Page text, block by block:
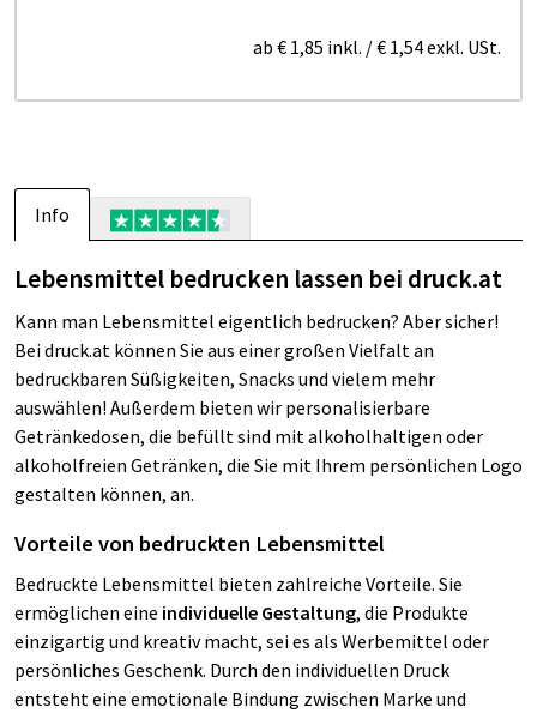
ab € 1,85 inkl. /€ 1,54exkl. USt.
Info
Lebensmittel bedrucken lassen bei druck.at
Kann man Lebensmittel eigentlich bedrucken? Aber sicher!
Bei druck.at können Sie aus einer großen Vielfalt an
bedruckbaren Süßigkeiten, Snacks und vielem mehr
auswählen! Außerdem bieten wir personalisierbare
Getränkedosen, die befüllt sind mit alkoholhaltigen oder
alkoholfreien Getränken, die Sie mit Ihrem persönlichen Logo
gestalten können, an.
Vorteile von bedruckten Lebensmittel
Bedruckte Lebensmittel bieten zahlreiche Vorteile. Sie
ermöglichen eine individuelle Gestaltung, die Produkte
einzigartig und kreativ macht, sei es als Werbemittel oder
persönliches Geschenk. Durch den individuellen Druck
entsteht eine emotionale Bindung zwischen Marke und